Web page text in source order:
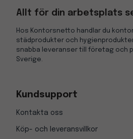
Allt för din arbetsplats
Hos Kontorsnetto handlar du
städprodukter och
snabba leveranser till företag och
Sverige.
Kundsupport
Kontakta oss
Köp- och leveransvillkor